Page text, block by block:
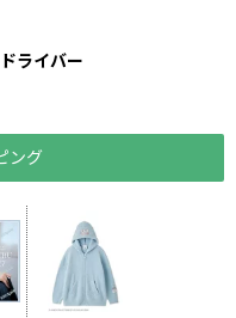
ライバー
ング